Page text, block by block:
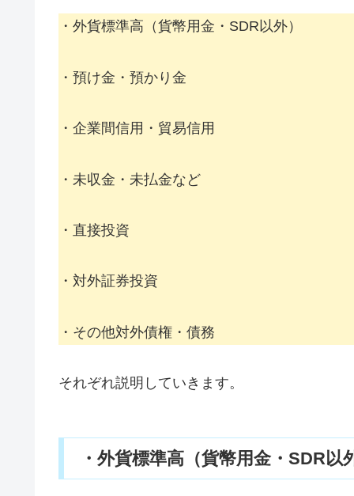
・外貨標準高（貨幣用金・SDR以外）
・預け金・預かり金
・企業間信用・貿易信用
・未収金・未払金など
・直接投資
・対外証券投資
・その他対外債権・債務
それぞれ説明していきます。
・外貨標準高（貨幣用金・SDR以